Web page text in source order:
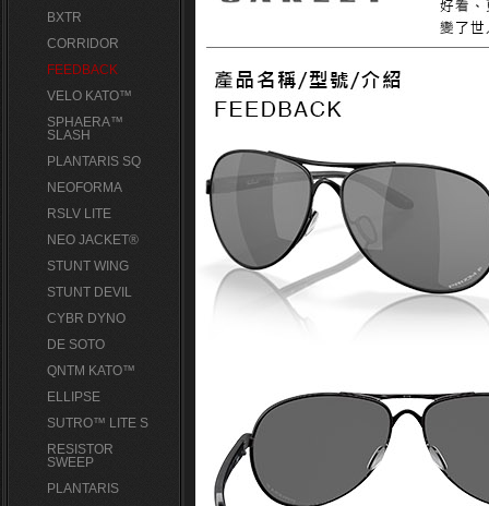
BXTR
CORRIDOR
FEEDBACK
VELO KATO™
SPHAERA™
SLASH
PLANTARIS SQ
NEOFORMA
RSLV LITE
NEO JACKET®
STUNT WING
STUNT DEVIL
CYBR DYNO
DE SOTO
QNTM KATO™
ELLIPSE
SUTRO™ LITE S
RESISTOR
SWEEP
PLANTARIS